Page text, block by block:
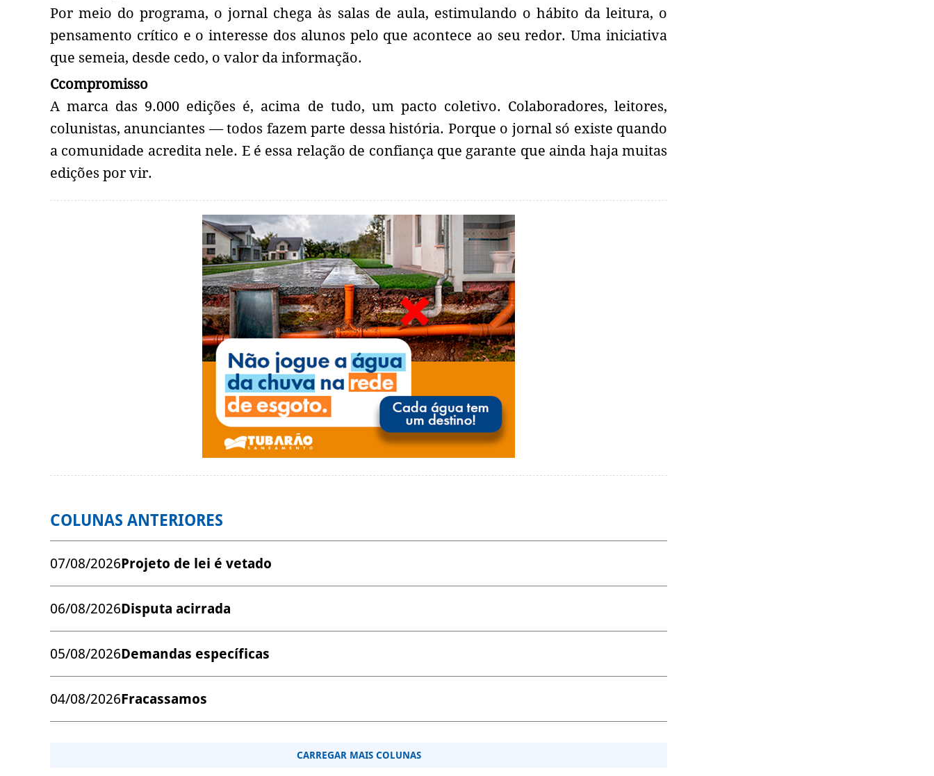
Por meio do programa, o jornal chega às salas de aula, estimulando o hábito da leitura, o
pensamento crítico e o interesse dos alunos pelo que acontece ao seu redor. Uma iniciativa
que semeia, desde cedo, o valor da informação.
Ccompromisso
A marca das 9.000 edições é, acima de tudo, um pacto coletivo. Colaboradores, leitores,
colunistas, anunciantes — todos fazem parte dessa história. Porque o jornal só existe quando
a comunidade acredita nele. E é essa relação de confiança que garante que ainda haja muitas
edições por vir.
COLUNAS ANTERIORES
07/08/2026Projeto de lei é vetado
06/08/2026Disputa acirrada
05/08/2026Demandas específicas
04/08/2026Fracassamos
CARREGAR MAIS COLUNAS